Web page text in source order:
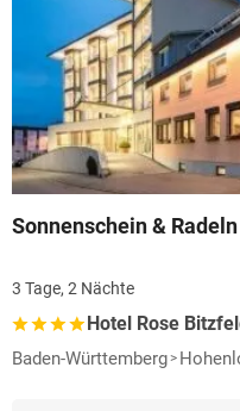
Sonnenschein & Radeln
3 Tage, 2 Nächte
Hotel Rose
Baden-Württemberg